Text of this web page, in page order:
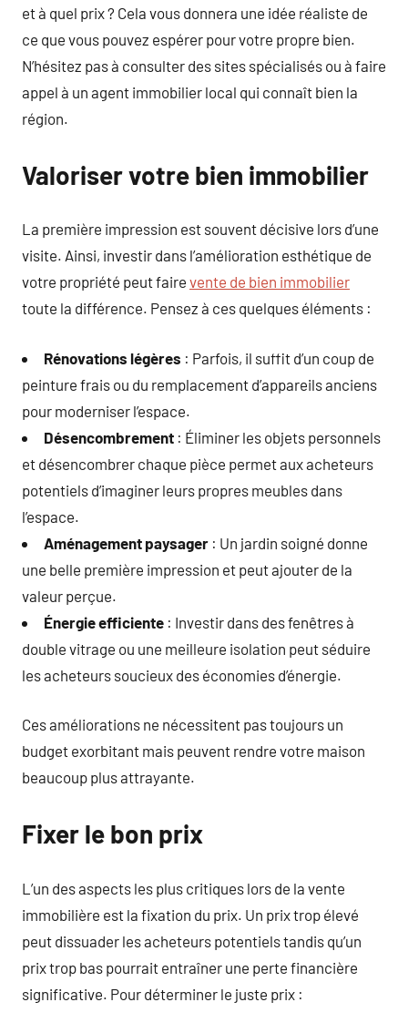
et à quel prix ? Cela vous donnera une idée réaliste de
ce que vous pouvez espérer pour votre propre bien.
N’hésitez pas à consulter des sites spécialisés ou à faire
appel à un agent immobilier local qui connaît bien la
région.
Valoriser votre bien immobilier
La première impression est souvent décisive lors d’une
visite. Ainsi, investir dans l’amélioration esthétique de
votre propriété peut faire vente de bien immobilier
toute la différence. Pensez à ces quelques éléments :
Rénovations légères : Parfois, il suffit d’un coup de
peinture frais ou du remplacement d’appareils anciens
pour moderniser l’espace.
Désencombrement : Éliminer les objets personnels
et désencombrer chaque pièce permet aux acheteurs
potentiels d’imaginer leurs propres meubles dans
l’espace.
Aménagement paysager : Un jardin soigné donne
une belle première impression et peut ajouter de la
valeur perçue.
Énergie efficiente : Investir dans des fenêtres à
double vitrage ou une meilleure isolation peut séduire
les acheteurs soucieux des économies d’énergie.
Ces améliorations ne nécessitent pas toujours un
budget exorbitant mais peuvent rendre votre maison
beaucoup plus attrayante.
Fixer le bon prix
L’un des aspects les plus critiques lors de la vente
immobilière est la fixation du prix. Un prix trop élevé
peut dissuader les acheteurs potentiels tandis qu’un
prix trop bas pourrait entraîner une perte financière
significative. Pour déterminer le juste prix :